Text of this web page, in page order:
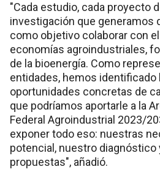
"Cada estudio, cada proyecto
investigación que generamos
como objetivo colaborar con
economías agroindustriales,
de la bioenergía. Como
entidades, hemos
oportunidades concretas de
que podríamos aportarle a la
Federal Agroindustrial 2023/
exponer todo eso: nuestras
potencial, nuestro diagnóstico
propuestas", añadió.